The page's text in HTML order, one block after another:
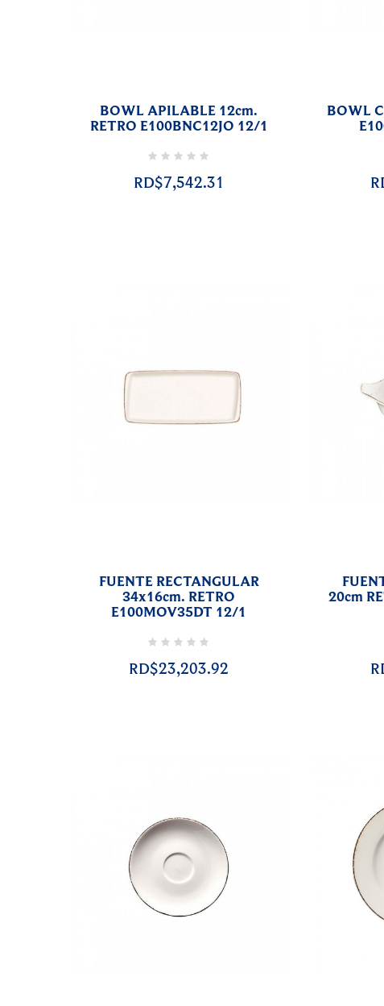
BOWL APILABLE 12cm.
RETRO E100BNC12JO 12/1
RD$7,542.31
BOWL
FUENTE RECTANGULAR
34x16cm. RETRO
E100MOV35DT 12/1
RD$23,203.92
20cm